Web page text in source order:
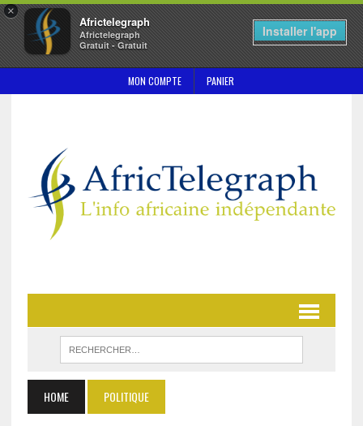
×
Africtelegraph
Africtelegraph
Gratuit - Gratuit
Installer l'app
MON COMPTE PANIER
HOME POLITIQUE